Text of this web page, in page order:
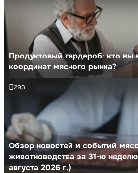
Продуктовый гардероб: кто вы
координат мясного рынка?
Обзор новостей и событий
животноводства за 31-ю
августа 2026 г.)
293